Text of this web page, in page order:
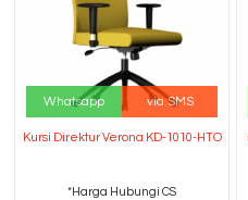
Whatsapp via SMS
Kursi Direktur Verona KD-1010-HTO
*Harga Hubungi CS